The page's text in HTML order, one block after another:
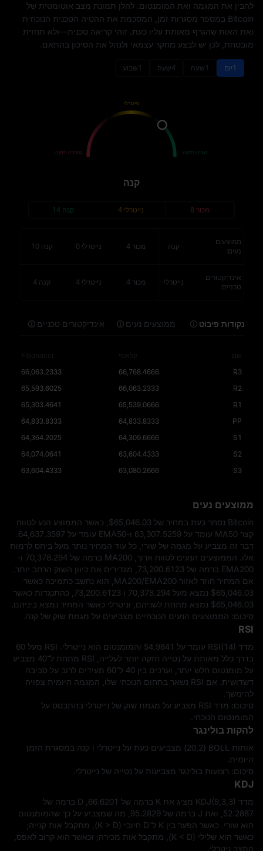
להבין את המגמה ואת המומנטום. להלן תמונת מצב אוטומטית של
Bitcoin במספר מסגרות זמן, המסכמת את ההטיה הטכנית הנוכחית
ואת האות שהגרף מאותת עליו כעת. זוהי קריאה טכנית—ולא תחזית
מובטחת, לכן יש לבצע מחקר עצמאי ולנהל את הסיכון בהתאם.
1יום 1שעה 4שעה 1שבוע
מכירה חזקה
נייטרלי
קנייה חזקה
קנה
מכור 8 נייטרלי 4 קנה 14
ממוצעים
נעים:
קנה מכור 4 נייטרלי 0 קנה 10
אינדיקטורים
טכניים:
נייטרלי מכור 4 נייטרלי 4 קנה 4
נקודות פיבוט ממוצעים נעים אינדיקטורים טכניים
שם קלאסי
Fibonacci
R3
66,768.4666
66,063.2333
R2
66,063.2333
65,593.6025
R1
65,539.0666
65,303.4641
PP
64,833.8333
64,833.8333
S1
64,309.6666
64,364.2025
S2
63,604.4333
64,074.0641
S3
63,080.2666
63,604.4333
ממוצעים נעים
Bitcoin נסחר כעת במחיר של $65,046.03 , כאשר הממוצע הנע לטווח
דבר זה מצביע על מגמה של שורי, כל עוד המחיר נותר מעל ביחס לרמות
אלו. הממוצעים הנעים לטווח ארוך, MA200 ברמה של 70,378.294 ו-
EMA200 ברמה של 73,200.6123, מגדירים את כיוון השוק הרחב יותר.
אם המחיר חוזר לאזור MA200/EMA200, הוא נחשב כתמיכה כאשר
$65,046.03 נמצא מעל 70,378.294 ו 73,200.6123, כהתנגדות כאשר
$65,046.03 נמצא מתחת לשניהם, וניטרלי כאשר המחיר נמצא ביניהם.
סיכום: הממוצעים הנעים הנוכחיים מצביעים על מגמת שוק של קנה.
RSI
מדד RSI(14) עומד על 54.9841 והמומנטום הוא נייטרלי. RSI מעל 60
בדרך כלל מאותת על נטייה חזקה יותר לעלייה, RSI מתחת ל־40 מצביע
על מומנטום חלש יותר, וערכים בין 40 ל־60 מעידים לרוב על סביבה
דשדושית. אם RSI נשאר בתחום הנוכחי שלו, המגמה היומית צפויה
להימשך.
סיכום: מדד RSI מצביע על מגמת שוק של נייטרלי בהתבסס על
המומנטום הנוכחי.
להקות בולינגר
אותות BOLL ‏(20,2) מצביעים כעת על נייטרלי ו קנה במסגרת הזמן
היומית.
סיכום: רצועות בולינגר מצביעות על נטייה של נייטרלי.
KDJ
מדד KDJ(9,3,3) מציג את K ברמה של 66.6201, D ברמה של
52.2887, ואת J ברמה של 95.2829, מה שמצביע על כך שהמומנטום
הוא שורי. כאשר הפער בין K ל־D חיובי (K > D), מתקבל אות קנייה;
כאשר הוא שלילי (K < D), מתקבל אות מכירה; וכאשר הוא קרוב לאפס,
המצב ניטרלי.